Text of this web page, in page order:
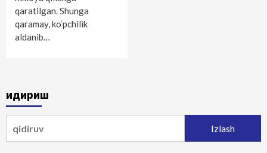
qaratilgan. Shunga
qaramay, ko‘pchilik
aldanib…
Қидириш